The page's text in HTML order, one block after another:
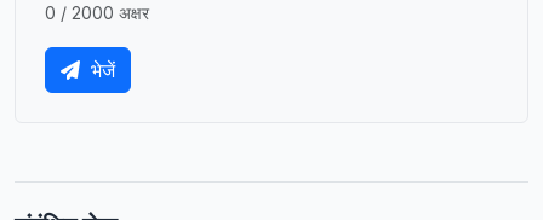
0 / 2000 अक्षर
भेजें